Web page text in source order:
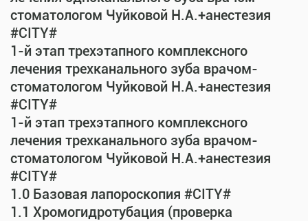
стоматологом Чуйковой Н.А.+анестезия
#CITY#
1-й этап трехэтапного комплексного
лечения трехканального зуба врачом-
стоматологом Чуйковой Н.А.+анестезия
#CITY#
1-й этап трехэтапного комплексного
лечения трехканального зуба врачом-
стоматологом Чуйковой Н.А.+анестезия
#CITY#
1.0 Базовая лапороскопия #CITY#
1.1 Хромогидротубация (проверка